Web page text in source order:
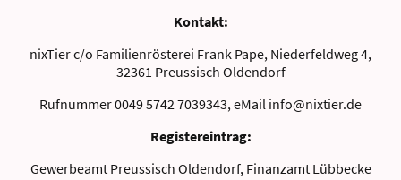
Kontakt:
nixTier c/o Familienrösterei Frank Pape, Niederfeldweg 4,
32361 Preussisch Oldendorf
Rufnummer 0049 5742 7039343, eMail info@nixtier.de
Registereintrag:
Gewerbeamt Preussisch Oldendorf, Finanzamt Lübbecke